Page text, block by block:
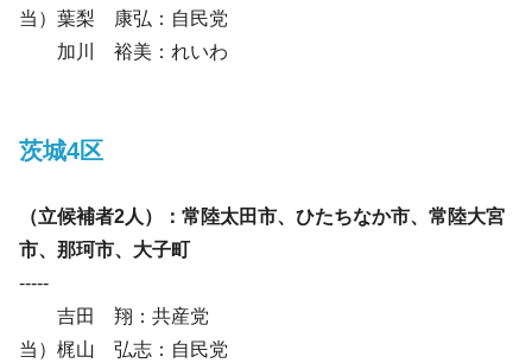
当）葉梨 康弘：自民党
加川 裕美：れいわ
茨城4区
（立候補者2人）：常陸太田市、ひたちなか市、常陸大宮
市、那珂市、大子町
-----
吉田 翔：共産党
当）梶山 弘志：自民党